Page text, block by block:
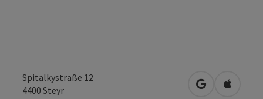
Spitalkystraße 12
4400 Steyr in Google
in